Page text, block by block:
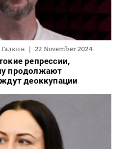
22 November 2024
репрессии,
продолжают
деоккупации